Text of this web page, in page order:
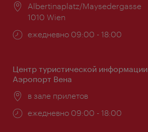
Расположение:
Albertinaplatz/Maysedergasse
1010 Wien
Часы
ежедневно 09:00 - 18:00
Центр туристической информации
Аэропорт Вена
Расположение:
в зале прилетов
Часы
ежедневно 09:00 - 18:00